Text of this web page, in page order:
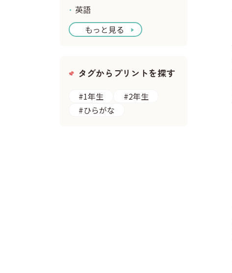
英語
もっと見る
タグからプリントを探す
#1年生
#2年生
#ひらがな